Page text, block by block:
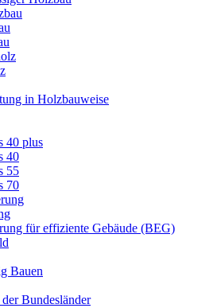
in Holzbauweise
40 plus
40
55
70
für effiziente Gebäude (BEG)
Bauen
Bundesländer